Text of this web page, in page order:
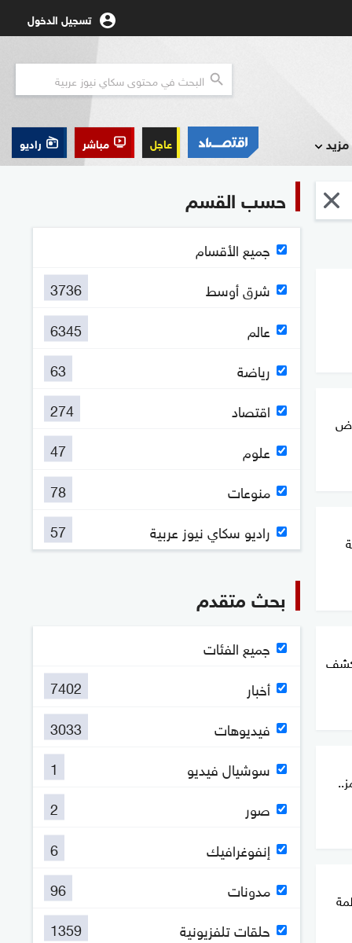
تسجيل الدخول
مزيد عاجل مباشر راديو
حسب القسم
جميع الأقسام
شرق أوسط
3736
عالم
6345
رياضة
63
اقتصاد
274
علوم
47
منوعات
78
راديو سكاي نيوز عربية
57
بحث متقدم
جميع الفئات
أخبار
7402
فيديوهات
3033
سوشيال فيديو
1
صور
2
إنفوغرافيك
6
مدونات
96
حلقات تلفزيونية
1359